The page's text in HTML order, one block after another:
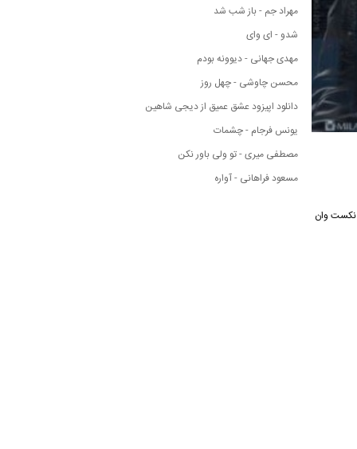
نکست وان
مهراد جم - باز شب شد
شدو - ای وای
مهدی جهانی - دیوونه بودم
محسن چاوشی - چهل روز
دانلود اپیزود عشق عمیق از دیجی شاهین
یونس فرجام - چشمات
مصطفی میری - تو ولی باور نکن
مسعود فراهانی - آواره